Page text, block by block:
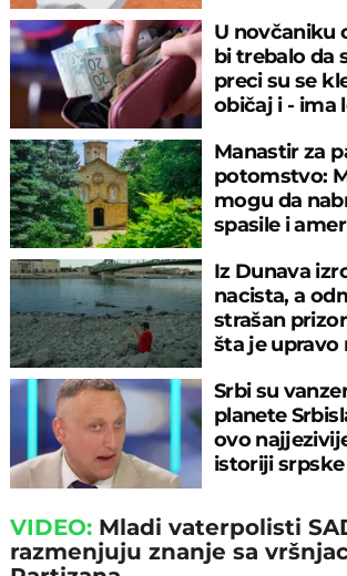
U novčaniku
bi trebalo da
preci su se
običaj i - ima
Manastir za
potomstvo:
mogu da
spasile i
Iz Dunava
nacista, a
strašan
šta je upravo
Srbi su
planete
ovo
istoriji srpske
VIDEO: Mladi vaterpolisti
razmenjuju znanje sa